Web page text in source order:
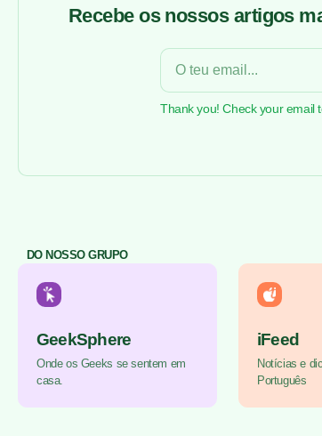
Recebe os nossos artigos
Thank you! Check your email
DO NOSSO GRUPO
GeekSphere
Onde os Geeks se sentem em
casa.
iFeed
Notícias e
Português